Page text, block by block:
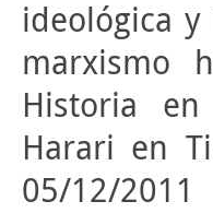
ideológica
marxismo
Historia
Harari en
05/12/2011